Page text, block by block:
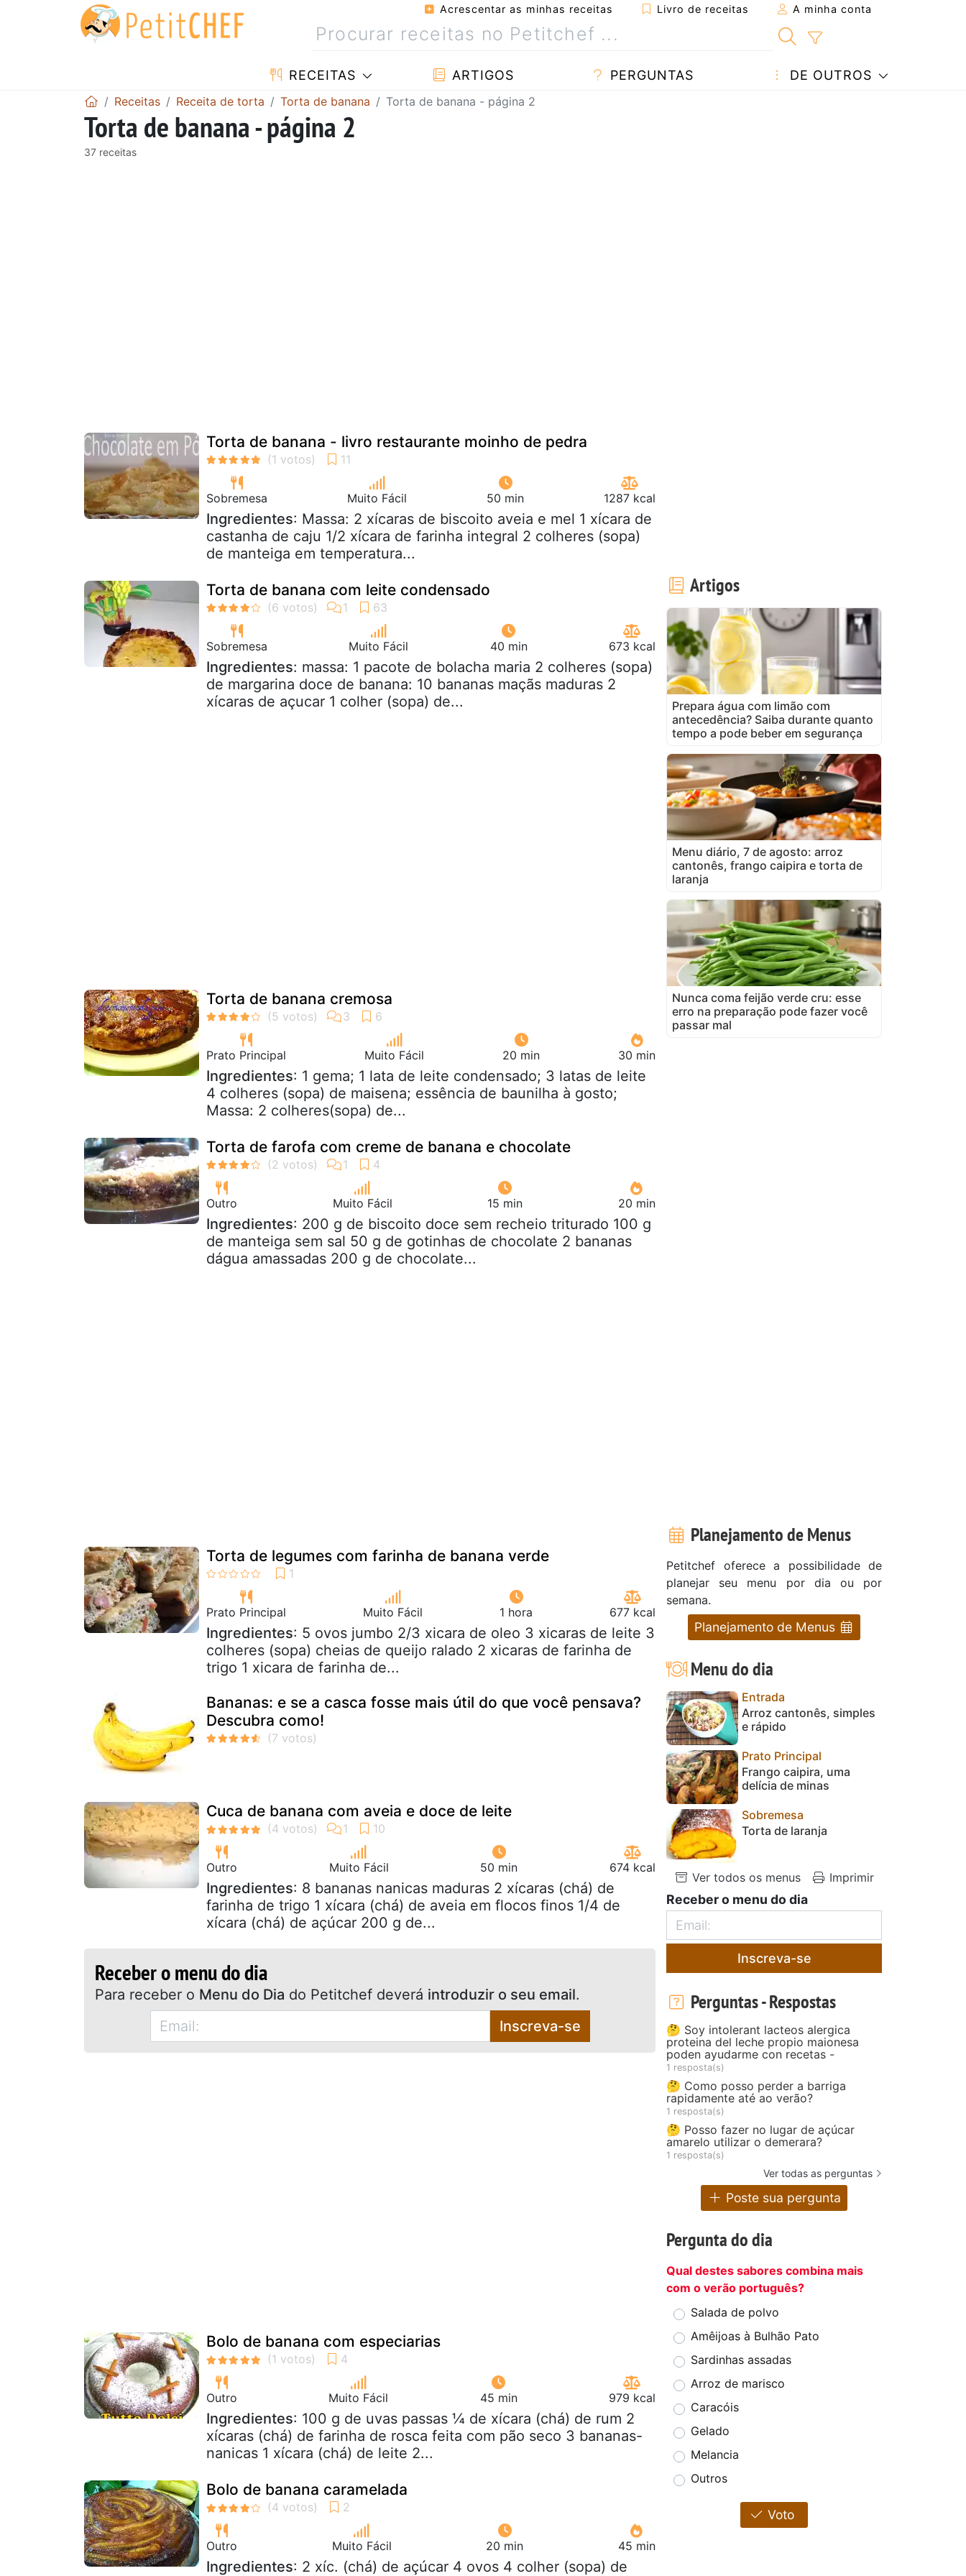
Acrescentar as minhas receitas Livro de receitas A minha conta
RECEITAS ARTIGOS PERGUNTAS DE OUTROS
Receitas Receita de torta Torta de banana Torta de banana - página 2
Torta de banana - página 2
37 receitas
Torta de banana - livro restaurante moinho de pedra
Sobremesa Muito Fácil 50 min 1287 kcal
Ingredientes: Massa: 2 xícaras de biscoito aveia e mel 1 xícara de
castanha de caju 1/2 xícara de farinha integral 2 colheres (sopa)
de manteiga em temperatura...
Torta de banana com leite condensado
Sobremesa Muito Fácil 40 min 673 kcal
Ingredientes: massa: 1 pacote de bolacha maria 2 colheres (sopa)
de margarina doce de banana: 10 bananas maçãs maduras 2
xícaras de açucar 1 colher (sopa) de...
Torta de banana cremosa
Prato Principal Muito Fácil 20 min 30 min
Ingredientes: 1 gema; 1 lata de leite condensado; 3 latas de leite
4 colheres (sopa) de maisena; essência de baunilha à gosto;
Massa: 2 colheres(sopa) de...
Torta de farofa com creme de banana e chocolate
Outro Muito Fácil 15 min 20 min
Ingredientes: 200 g de biscoito doce sem recheio triturado 100 g
de manteiga sem sal 50 g de gotinhas de chocolate 2 bananas
dágua amassadas 200 g de chocolate...
Torta de legumes com farinha de banana verde
Prato Principal Muito Fácil 1 hora 677 kcal
Ingredientes: 5 ovos jumbo 2/3 xicara de oleo 3 xicaras de leite 3
colheres (sopa) cheias de queijo ralado 2 xicaras de farinha de
trigo 1 xicara de farinha de...
Bananas: e se a casca fosse mais útil do que você pensava?
Descubra como!
Cuca de banana com aveia e doce de leite
Outro Muito Fácil 50 min 674 kcal
Ingredientes: 8 bananas nanicas maduras 2 xícaras (chá) de
farinha de trigo 1 xícara (chá) de aveia em flocos finos 1/4 de
xícara (chá) de açúcar 200 g de...
Receber o menu do dia
Para receber o Menu do Dia do Petitchef deverá introduzir o seu email.
Inscreva-se
Bolo de banana com especiarias
Outro Muito Fácil 45 min 979 kcal
Ingredientes: 100 g de uvas passas ¼ de xícara (chá) de rum 2
xícaras (chá) de farinha de rosca feita com pão seco 3 bananas-
nanicas 1 xícara (chá) de leite 2...
Bolo de banana caramelada
Outro Muito Fácil 20 min 45 min
Ingredientes: 2 xíc. (chá) de açúcar 4 ovos 4 colher (sopa) de
Artigos
Prepara água com limão com
antecedência? Saiba durante quanto
tempo a pode beber em segurança
Menu diário, 7 de agosto: arroz
cantonês, frango caipira e torta de
laranja
Nunca coma feijão verde cru: esse
erro na preparação pode fazer você
passar mal
Planejamento de Menus
Petitchef oferece a possibilidade de
planejar seu menu por dia ou por
semana.
Planejamento de Menus
Menu do dia
Entrada
Arroz cantonês, simples
e rápido
Prato Principal
Frango caipira, uma
delícia de minas
Sobremesa
Torta de laranja
Ver todos os menus Imprimir
Receber o menu do dia
Inscreva-se
Perguntas - Respostas
🤔 Soy intolerant lacteos alergica
proteina del leche propio maionesa
poden ayudarme con recetas -
1 resposta(s)
🤔 Como posso perder a barriga
rapidamente até ao verão?
1 resposta(s)
🤔 Posso fazer no lugar de açúcar
amarelo utilizar o demerara?
1 resposta(s)
Ver todas as perguntas
Poste sua pergunta
Pergunta do dia
Qual destes sabores combina mais
com o verão português?
Salada de polvo
Amêijoas à Bulhão Pato
Sardinhas assadas
Arroz de marisco
Caracóis
Gelado
Melancia
Outros
Voto